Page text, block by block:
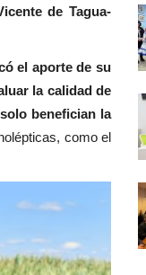
de Tagua-
el aporte de su
la calidad de
benefician la
como el